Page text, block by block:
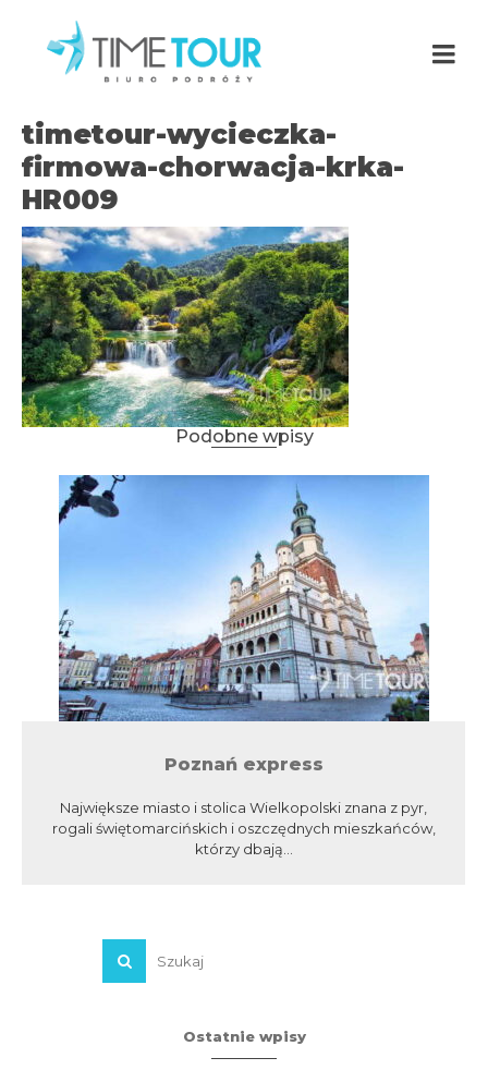
timetour-wycieczka-
firmowa-chorwacja-krka-
HR009
Podobne wpisy
Poznań express
Największe miasto i stolica Wielkopolski znana z pyr,
rogali świętomarcińskich i oszczędnych mieszkańców,
którzy dbają...
Ostatnie wpisy